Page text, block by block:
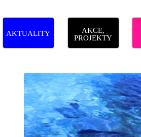
AKTUALITY
AKCE,
PROJEKTY